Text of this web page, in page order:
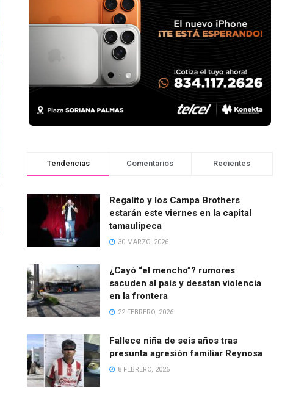
Tendencias Comentarios Recientes
Regalito y los Campa Brothers
estarán este viernes en la capital
tamaulipeca
30 MARZO, 2026
¿Cayó “el mencho”? rumores
sacuden al país y desatan violencia
en la frontera
22 FEBRERO, 2026
Fallece niña de seis años tras
presunta agresión familiar Reynosa
8 FEBRERO, 2026